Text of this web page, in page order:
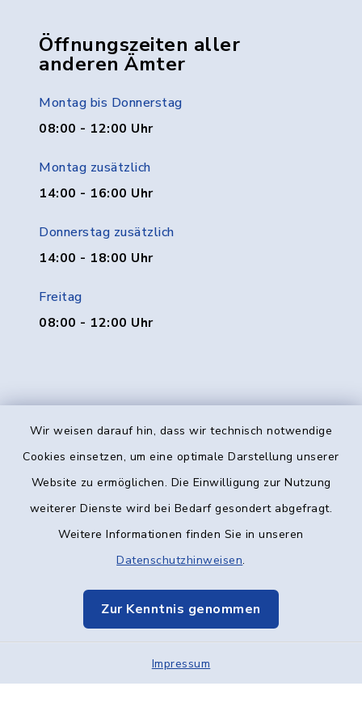
Wir weisen darauf hin, dass wir technisch notwendige
Cookies einsetzen, um eine optimale Darstellung unserer
Website zu ermöglichen. Die Einwilligung zur Nutzung
weiterer Dienste wird bei Bedarf gesondert abgefragt.
Weitere Informationen finden Sie in unseren
Datenschutzhinweisen.
Zur Kenntnis genommen
Impressum
Öffnungszeiten aller
anderen Ämter
Montag bis Donnerstag
08:00 - 12:00 Uhr
Montag zusätzlich
14:00 - 16:00 Uhr
Donnerstag zusätzlich
14:00 - 18:00 Uhr
Freitag
08:00 - 12:00 Uhr
Kontakt
Datenschutz
Elektronische Kommunikation
Sitemap